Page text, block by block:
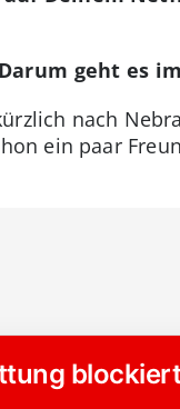
geht es
nach
ein paar